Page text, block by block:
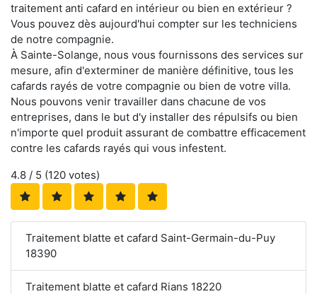
traitement anti cafard en intérieur ou bien en extérieur ?
Vous pouvez dès aujourd'hui compter sur les techniciens
de notre compagnie.
À Sainte-Solange, nous vous fournissons des services sur
mesure, afin d'exterminer de manière définitive, tous les
cafards rayés de votre compagnie ou bien de votre villa.
Nous pouvons venir travailler dans chacune de vos
entreprises, dans le but d'y installer des répulsifs ou bien
n'importe quel produit assurant de combattre efficacement
contre les cafards rayés qui vous infestent.
4.8 / 5 (120 votes)
Traitement blatte et cafard Saint-Germain-du-Puy
18390
Traitement blatte et cafard Rians 18220